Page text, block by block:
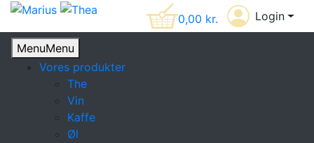
0,00 kr. Login
MenuMenu
Vores produkter
The
Vin
Kaffe
Øl